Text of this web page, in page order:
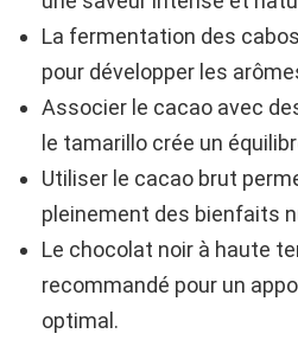
La fermentation des
pour développer les
Associer le cacao avec
le tamarillo crée un
Utiliser le cacao brut
pleinement des bienfaits
Le chocolat noir à haute
recommandé pour un
optimal.